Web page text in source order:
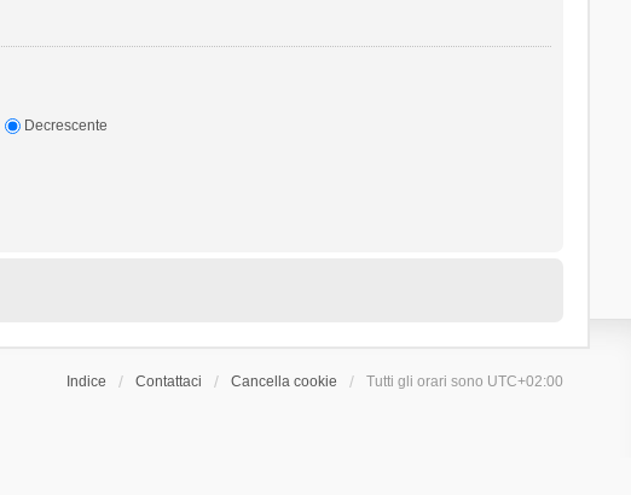
Decrescente
Indice Contattaci Cancella cookie Tutti gli orari sono UTC+02:00